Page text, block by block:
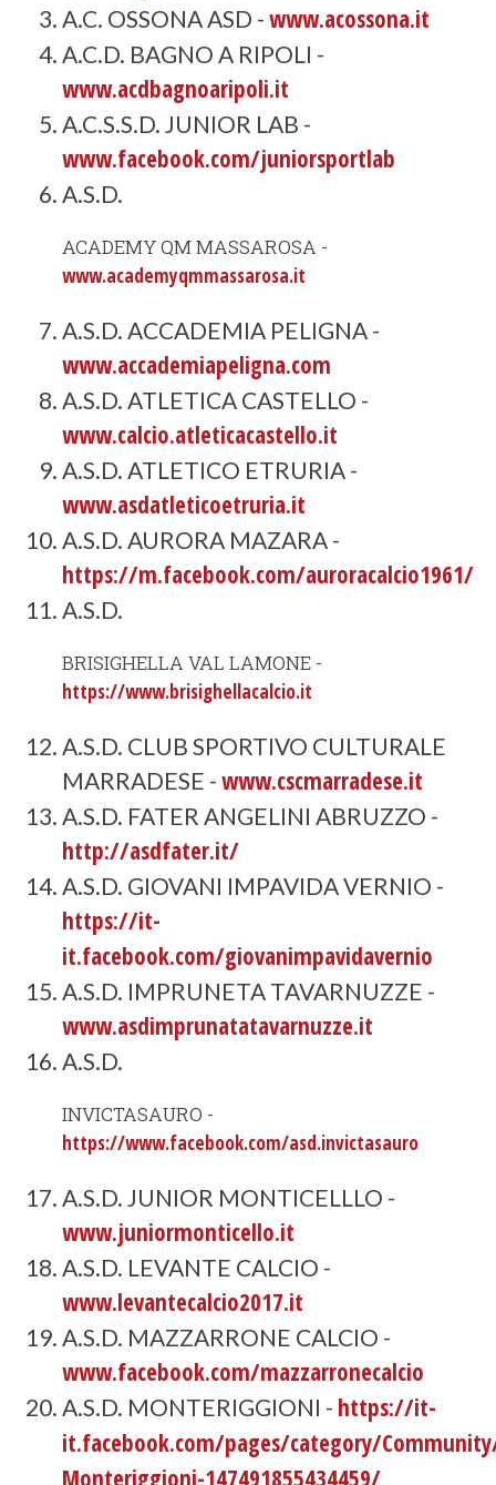
A.C. OSSONA ASD - www.acossona.it
A.C.D. BAGNO A RIPOLI -
www.acdbagnoaripoli.it
A.C.S.S.D. JUNIOR LAB -
www.facebook.com/juniorsportlab
A.S.D.
ACADEMY QM MASSAROSA -
www.academyqmmassarosa.it
A.S.D. ACCADEMIA PELIGNA -
www.accademiapeligna.com
A.S.D. ATLETICA CASTELLO -
www.calcio.atleticacastello.it
A.S.D. ATLETICO ETRURIA -
www.asdatleticoetruria.it
A.S.D. AURORA MAZARA -
https://m.facebook.com/auroracalcio1961/
A.S.D.
BRISIGHELLA VAL LAMONE -
https://www.brisighellacalcio.it
A.S.D. CLUB SPORTIVO CULTURALE
MARRADESE - www.cscmarradese.it
A.S.D. FATER ANGELINI ABRUZZO -
http://asdfater.it/
A.S.D. GIOVANI IMPAVIDA VERNIO -
https://it-
it.facebook.com/giovanimpavidavernio
A.S.D. IMPRUNETA TAVARNUZZE -
www.asdimprunatatavarnuzze.it
A.S.D.
INVICTASAURO -
https://www.facebook.com/asd.invictasauro
A.S.D. JUNIOR MONTICELLLO -
www.juniormonticello.it
A.S.D. LEVANTE CALCIO -
www.levantecalcio2017.it
A.S.D. MAZZARRONE CALCIO -
www.facebook.com/mazzarronecalcio
A.S.D. MONTERIGGIONI - https://it-
it.facebook.com/pages/category/
Monteriggioni-147491855434459/